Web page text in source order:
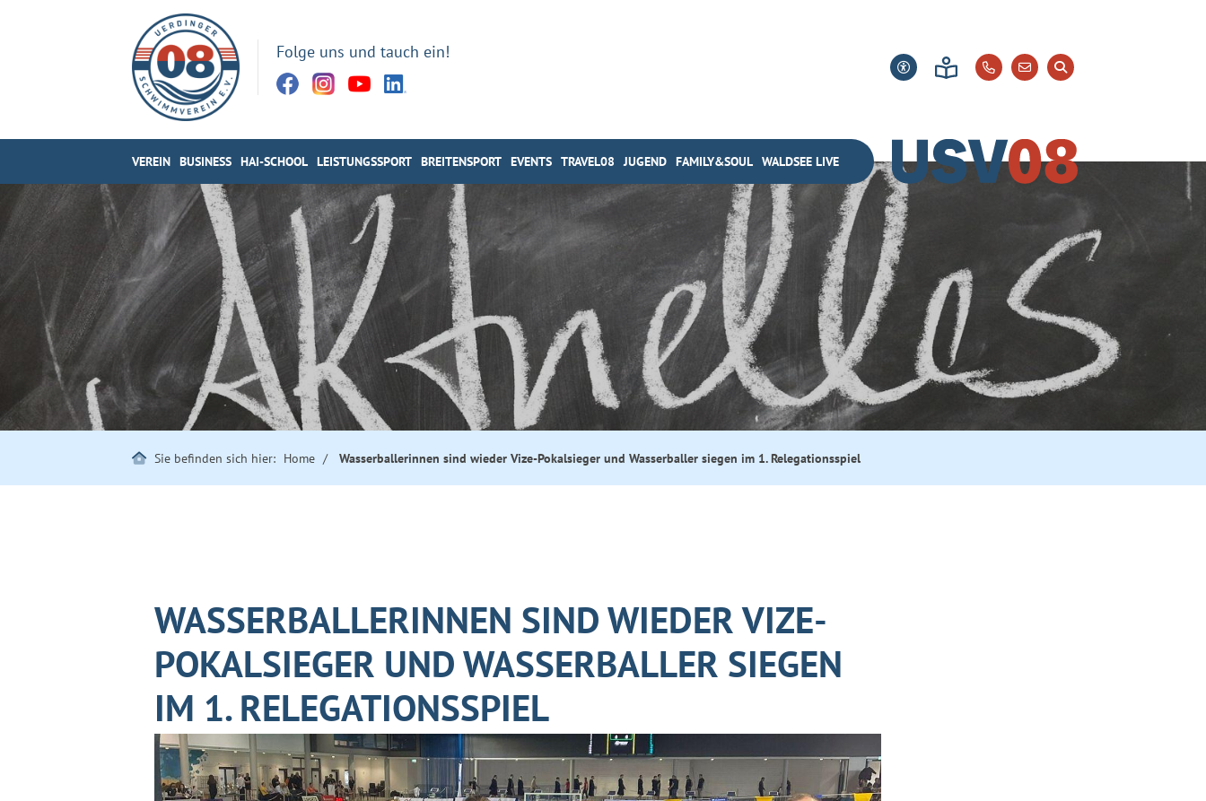
Folge uns und tauch ein!
VEREIN BUSINESS HAI-SCHOOL LEISTUNGSSPORT BREITENSPORT EVENTS TRAVEL08 JUGEND FAMILY&SOUL WALDSEE LIVE
Sie befinden sich hier: Home Wasserballerinnen sind wieder Vize-Pokalsieger und Wasserballer siegen im 1. Relegationsspiel
WASSERBALLERINNEN SIND WIEDER VIZE-
POKALSIEGER UND WASSERBALLER SIEGEN
IM 1. RELEGATIONSSPIEL